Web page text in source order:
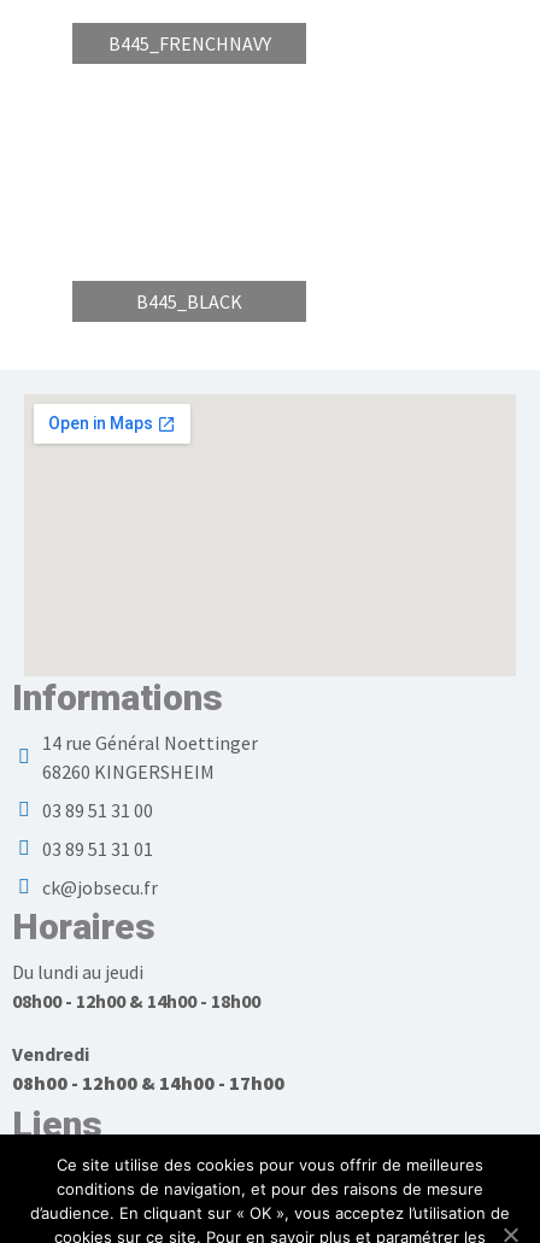
B445_FRENCHNAVY
B445_BLACK
Informations
14 rue Général Noettinger
68260 KINGERSHEIM
03 89 51 31 00
03 89 51 31 01
ck@jobsecu.fr
Horaires
Du lundi au jeudi
08h00 - 12h00 & 14h00 - 18h00
Vendredi
08h00 - 12h00 & 14h00 - 17h00
Liens
Ce site utilise des cookies pour vous offrir de meilleures
conditions de navigation, et pour des raisons de mesure
d’audience. En cliquant sur « OK », vous acceptez l’utilisation de
cookies sur ce site. Pour en savoir plus et paramétrer les